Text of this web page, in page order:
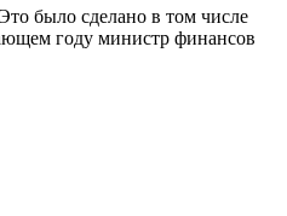
было сделано в том числе
году министр финансов